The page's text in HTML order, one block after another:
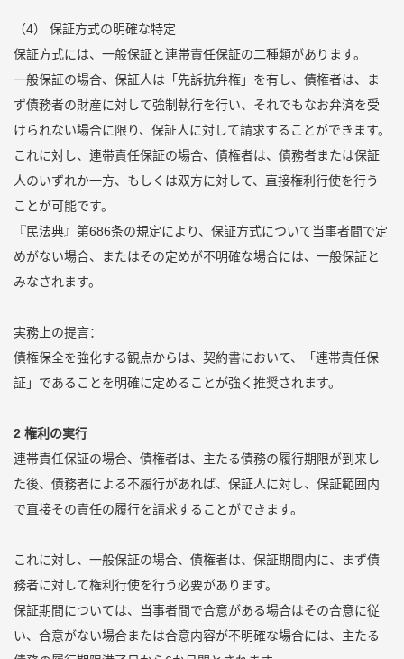
（4） 保証方式の明確な特定
保証方式には、一般保証と連帯責任保証の二種類があります。
一般保証の場合、保証人は「先訴抗弁権」を有し、債権者は、ま
ず債務者の財産に対して強制執行を行い、それでもなお弁済を受
けられない場合に限り、保証人に対して請求することができます。
これに対し、連帯責任保証の場合、債権者は、債務者または保証
人のいずれか一方、もしくは双方に対して、直接権利行使を行う
ことが可能です。
『民法典』第686条の規定により、保証方式について当事者間で定
めがない場合、またはその定めが不明確な場合には、一般保証と
みなされます。
実務上の提言：
債権保全を強化する観点からは、契約書において、「連帯責任保
証」であることを明確に定めることが強く推奨されます。
2 権利の実行
連帯責任保証の場合、債権者は、主たる債務の履行期限が到来し
た後、債務者による不履行があれば、保証人に対し、保証範囲内
で直接その責任の履行を請求することができます。
これに対し、一般保証の場合、債権者は、保証期間内に、まず債
務者に対して権利行使を行う必要があります。
保証期間については、当事者間で合意がある場合はその合意に従
い、合意がない場合または合意内容が不明確な場合には、主たる